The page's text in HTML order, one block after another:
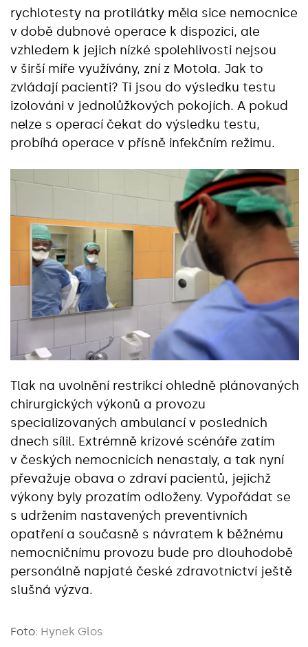
rychlotesty na protilátky měla sice nemocnice
v době dubnové operace k dispozici, ale
vzhledem k jejich nízké spolehlivosti nejsou
v širší míře využívány, zní z Motola. Jak to
zvládají pacienti? Ti jsou do výsledku testu
izolováni v jednolůžkových pokojích. A pokud
nelze s operací čekat do výsledku testu,
probíhá operace v přísně infekčním režimu.
Tlak na uvolnění restrikcí ohledně plánovaných
chirurgických výkonů a provozu
specializovaných ambulancí v posledních
dnech sílil. Extrémně krizové scénáře zatím
v českých nemocnicích nenastaly, a tak nyní
převažuje obava o zdraví pacientů, jejichž
výkony byly prozatím odloženy. Vypořádat se
s udržením nastavených preventivních
opatření a současně s návratem k běžnému
nemocničnímu provozu bude pro dlouhodobě
personálně napjaté české zdravotnictví ještě
slušná výzva.
Foto: Hynek Glos